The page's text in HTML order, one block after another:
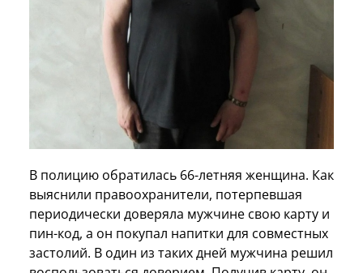
В полицию обратилась 66-летняя женщина. Как
выяснили правоохранители, потерпевшая
периодически доверяла мужчине свою карту и
пин-код, а он покупал напитки для совместных
застолий. В один из таких дней мужчина решил